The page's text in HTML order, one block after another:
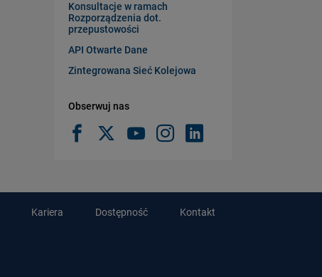
Konsultacje w ramach
Rozporządzenia dot.
przepustowości
API Otwarte Dane
Zintegrowana Sieć Kolejowa
Obserwuj nas
Kariera Dostępność Kontakt